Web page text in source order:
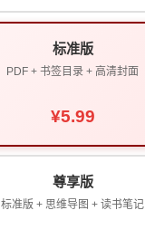
标准版
PDF + 书签目录 + 高清封面
¥5.99
尊享版
标准版 + 思维导图 + 读书笔记